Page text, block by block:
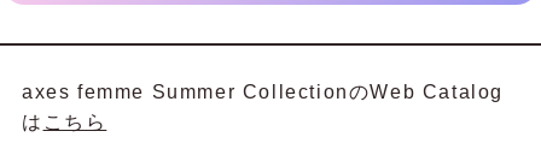
axes femme Summer CollectionのWeb Catalog
は こちら